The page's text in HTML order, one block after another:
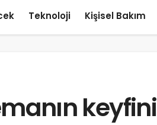
Teknoloji Kişisel Bakım
keyfini